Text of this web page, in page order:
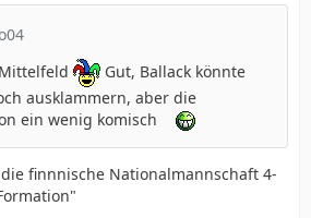
Gut, Ballack könnte
ausklammern, aber die
ein wenig komisch
finnnische Nationalmannschaft 4-